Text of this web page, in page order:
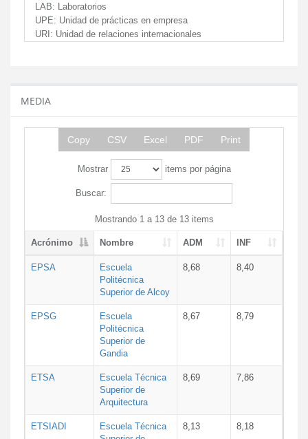
LAB: Laboratorios
UPE: Unidad de prácticas en empresa
URI: Unidad de relaciones internacionales
MEDIA
Copy CSV Excel PDF Print
Mostrar items por página
Buscar:
Mostrando 1 a 13 de 13 items
Acrónimo Nombre ADM INF
EPSA
Escuela
Politécnica
Superior de Alcoy
8,68 8,40
EPSG
Escuela
Politécnica
Superior de
Gandia
8,67 8,79
ETSA
Escuela Técnica
Superior de
Arquitectura
8,69 7,86
ETSIADI
Escuela Técnica
8,13 8,18